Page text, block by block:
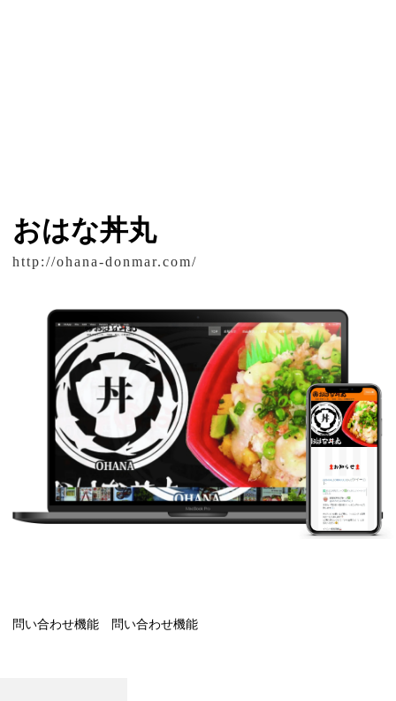
おはな丼丸
http://ohana-donmar.com/
問い合わせ機能 問い合わせ機能